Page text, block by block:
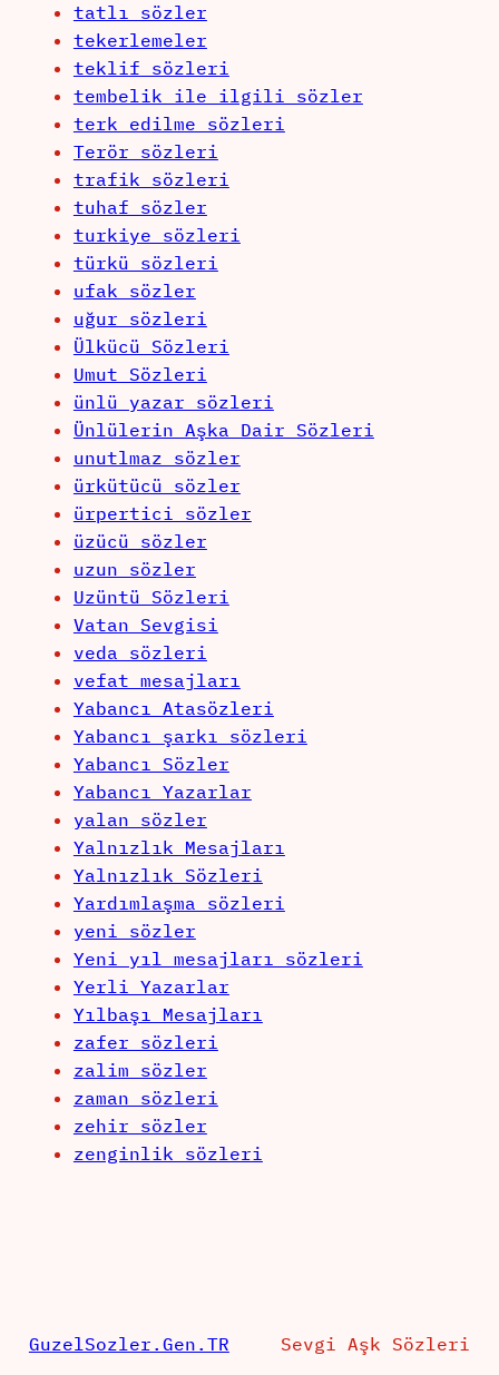
tatlı sözler
tekerlemeler
teklif sözleri
tembelik ile ilgili sözler
terk edilme sözleri
Terör sözleri
trafik sözleri
tuhaf sözler
turkiye sözleri
türkü sözleri
ufak sözler
uğur sözleri
Ülkücü Sözleri
Umut Sözleri
ünlü yazar sözleri
Ünlülerin Aşka Dair Sözleri
unutlmaz sözler
ürkütücü sözler
ürpertici sözler
üzücü sözler
uzun sözler
Uzüntü Sözleri
Vatan Sevgisi
veda sözleri
vefat mesajları
Yabancı Atasözleri
Yabancı şarkı sözleri
Yabancı Sözler
Yabancı Yazarlar
yalan sözler
Yalnızlık Mesajları
Yalnızlık Sözleri
Yardımlaşma sözleri
yeni sözler
Yeni yıl mesajları sözleri
Yerli Yazarlar
Yılbaşı Mesajları
zafer sözleri
zalim sözler
zaman sözleri
zehir sözler
zenginlik sözleri
GuzelSozler.Gen.TR Sevgi Aşk Sözleri